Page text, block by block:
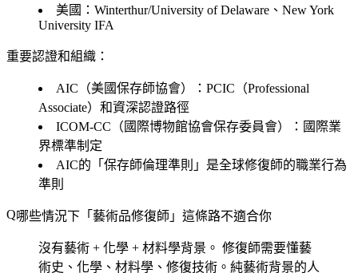
美國：Winterthur/University of Delaware、New York
University IFA
重要認證和組織：
AIC（美國保存師協會）：PCIC（Professional
Associate）和資深認證路徑
ICOM-CC（國際博物館協會保存委員會）：國際業
界標準制定
AIC的「保存師倫理準則」是全球修復師的職業行為
準則
哪些情況下「藝術品修復師」這條路不適合你
沒有藝術 + 化學 + 材料學背景。 修復師需要懂藝
術史、化學、材料學、修復技術。純藝術背景的人